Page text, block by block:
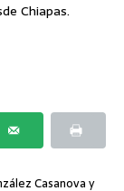
Chiapas.
Casanova y